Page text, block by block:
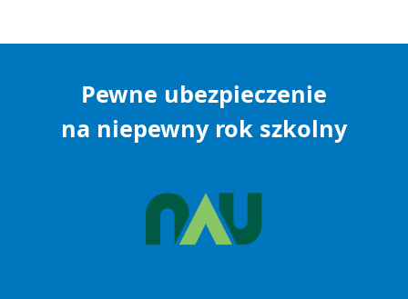
Pewne ubezpieczenie
na niepewny rok szkolny